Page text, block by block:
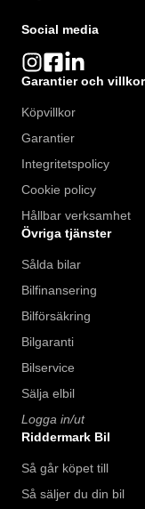
Social media
Garantier och villkor
Köpvillkor
Garantier
Integritetspolicy
Cookie policy
Hållbar verksamhet
Övriga tjänster
Sålda bilar
Bilfinansering
Bilförsäkring
Bilgaranti
Bilservice
Sälja elbil
Logga in/ut
Riddermark Bil
Så går köpet till
Så säljer du din bil